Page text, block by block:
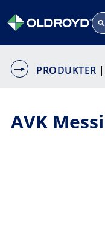
PRODUKTER |
AVK